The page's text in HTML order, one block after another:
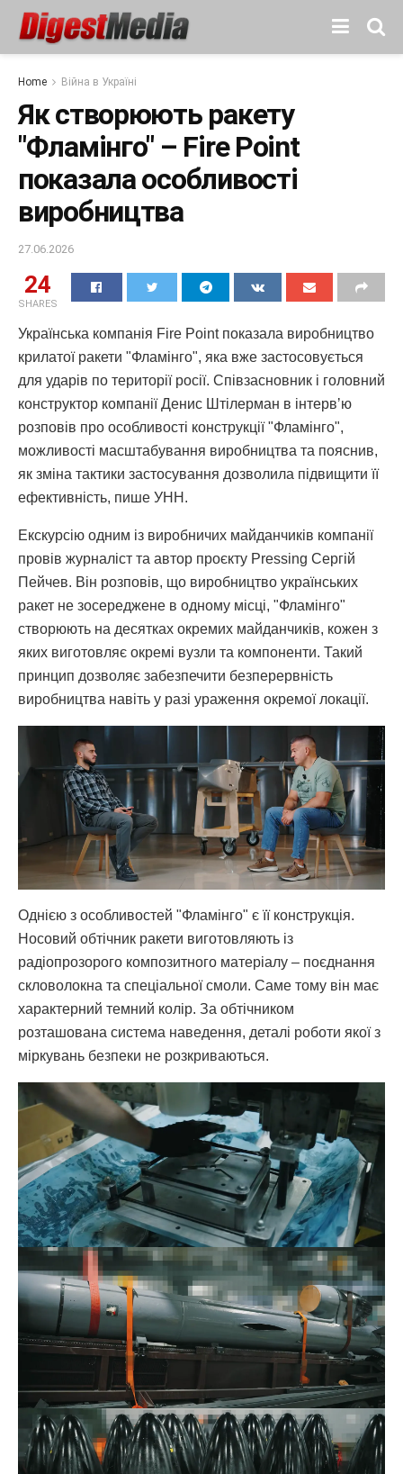
Home Війна в Україні
Як створюють ракету
"Фламінго" – Fire Point
показала особливості
виробництва
27.06.2026
24
SHARES
Українська компанія Fire Point показала виробництво
крилатої ракети "Фламінго", яка вже застосовується
для ударів по території росії. Співзасновник і головний
конструктор компанії Денис Штілерман в інтервʼю
розповів про особливості конструкції "Фламінго",
можливості масштабування виробництва та пояснив,
як зміна тактики застосування дозволила підвищити її
ефективність, пише УНН.
Екскурсію одним із виробничих майданчиків компанії
провів журналіст та автор проєкту Pressing Сергій
Пейчев. Він розповів, що виробництво українських
ракет не зосереджене в одному місці, "Фламінго"
створюють на десятках окремих майданчиків, кожен з
яких виготовляє окремі вузли та компоненти. Такий
принцип дозволяє забезпечити безперервність
виробництва навіть у разі ураження окремої локації.
Однією з особливостей "Фламінго" є її конструкція.
Носовий обтічник ракети виготовляють із
радіопрозорого композитного матеріалу – поєднання
скловолокна та спеціальної смоли. Саме тому він має
характерний темний колір. За обтічником
розташована система наведення, деталі роботи якої з
міркувань безпеки не розкриваються.